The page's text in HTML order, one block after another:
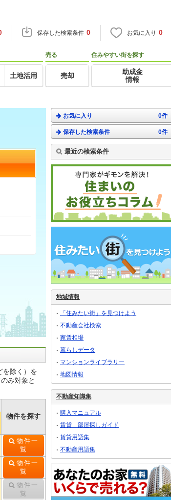
保存した検索条件 0 お気に入り 0
土地活用
売る
売却
住みやすい街を探す
助成金
情報
を除く）を
み対象と
物件を探す
物件一
覧
物件一
覧
物件一
覧
お気に入り 0件
保存した検索条件 0件
最近の検索条件
地域情報
「住みたい街」を見つけよう
不動産会社検索
家賃相場
暮らしデータ
マンションライブラリー
地図情報
不動産知識集
購入マニュアル
賃貸 部屋探しガイド
賃貸用語集
不動産用語集